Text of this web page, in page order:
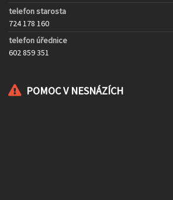
telefon starosta
724 178 160
telefon úřednice
602 859 351
POMOC V NESNÁZÍCH